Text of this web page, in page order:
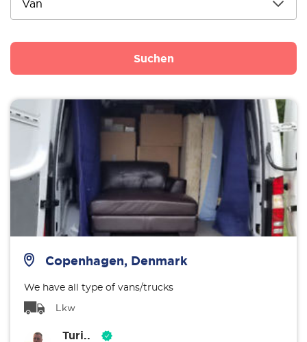
Suchen
Copenhagen, Denmark
We have all type of vans/trucks
Lkw
Turi..